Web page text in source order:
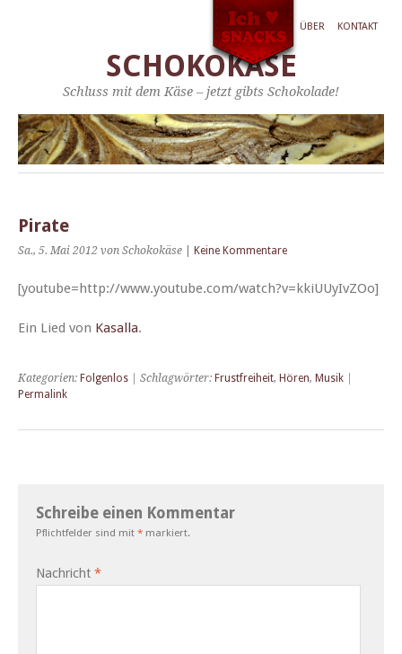
ÜBER KONTAKT
SCHOKOKÄSE
Schluss mit dem Käse – jetzt gibts Schokolade!
Pirate
Sa., 5. Mai 2012 von Schokokäse Keine Kommentare
[youtube=http://www.youtube.com/watch?v=kkiUUyIvZOo]
Ein Lied von Kasal­la.
Kategorien: Folgenlos | Schlagwörter: Frustfreiheit, Hören, Musik
Permalink
Schreibe einen Kommentar
Pflichtfelder sind mit * markiert.
Nachricht *